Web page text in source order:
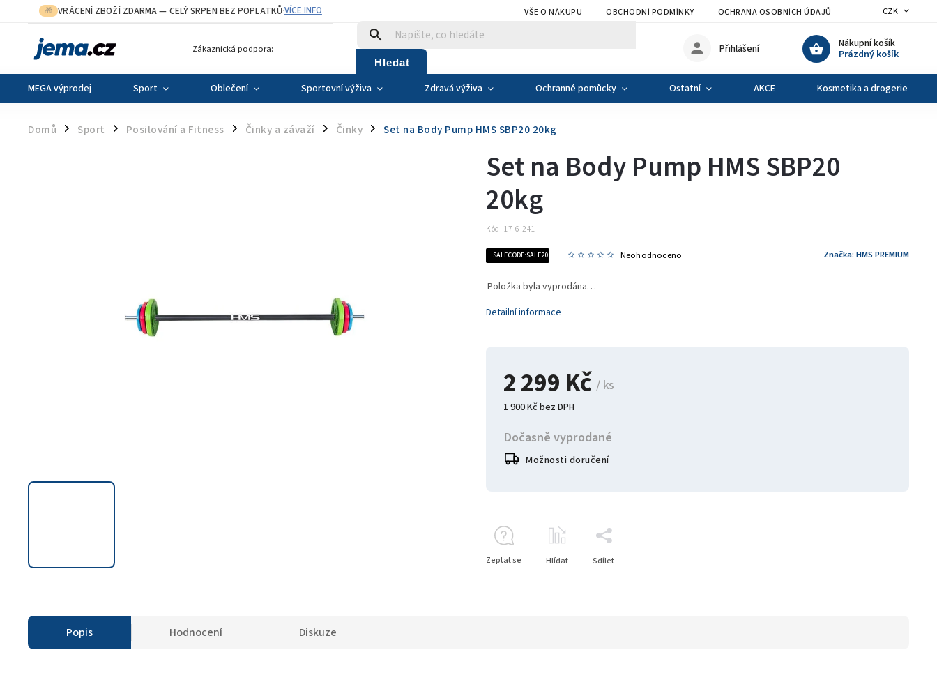
🎁 VRÁCENÍ ZBOŽÍ ZDARMA— CELÝ SRPEN BEZ POPLATKŮ·VÍCE INFO VŠE O NÁKUPU OBCHODNÍ PODMÍNKY OCHRANA OSOBNÍCH ÚDAJŮ VÝMĚNA A VRÁCENÍ
CZK
Zákaznická podpora:
Hledat
Nákupní košík
Prázdný košík
Přihlášení
MEGA výprodej Sport Oblečení Sportovní výživa Zdravá výživa Ochranné pomůcky Ostatní AKCE Kosmetika a drogerie
Domů / Sport / Posilování a Fitness / Činky a závaží / Činky / Set na Body Pump HMS SBP20 20kg
2 299 Kč/ ks
1 900 Kč bez DPH
Dočasně vyprodané
Možnosti doručení
Set na Body Pump HMS SBP20
20kg
Kód: 17-6-241
SALECODE:SALE20:20:% Neohodnoceno Značka: HMS PREMIUM
Položka byla vyprodána…
Detailní informace
Zeptat se Hlídat Sdílet
Popis Hodnocení Diskuze